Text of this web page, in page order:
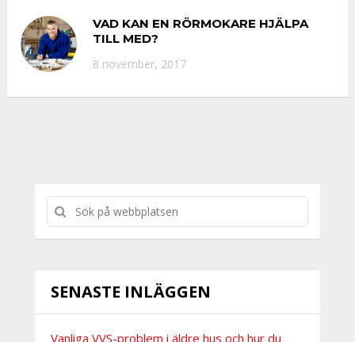
VAD KAN EN RÖRMOKARE HJÄLPA
TILL MED?
8 november, 2017
SENASTE INLÄGGEN
Vanliga VVS-problem i äldre hus och hur du